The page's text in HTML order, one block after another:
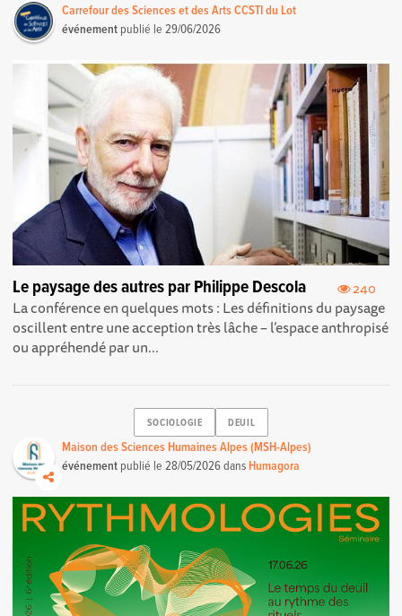
Carrefour des Sciences et des Arts CCSTI du Lot
événement publié le29/06/2026
240
Le paysage des autres par Philippe Descola
La conférence en quelques mots : Les définitions du paysage
oscillent entre une acception très lâche – l’espace anthropisé
ou appréhendé par un...
SOCIOLOGIE DEUIL
Maison des Sciences Humaines Alpes (MSH-Alpes)
événement publié le28/05/2026dans Humagora